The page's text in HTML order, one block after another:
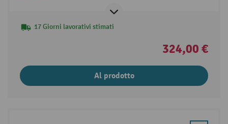
17 Giorni lavorativi stimati
324,00 €
Al prodotto